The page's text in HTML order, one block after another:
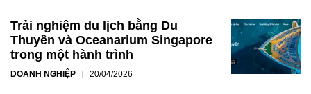
Trải nghiệm du lịch bằng Du
Thuyền và Oceanarium Singapore
trong một hành trình
DOANH NGHIỆP 20/04/2026